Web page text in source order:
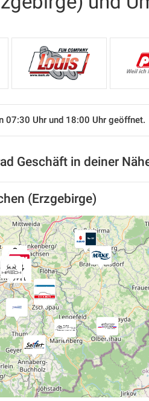
07:30 Uhr und 18:00 Uhr geöffnet.
Geschäft in deiner
(Erzgebirge)